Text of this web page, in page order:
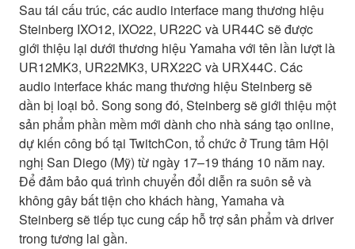
Sau tái cấu trúc, các audio interface mang thương hiệu
Steinberg IXO12, IXO22, UR22C và UR44C sẽ được
giới thiệu lại dưới thương hiệu Yamaha với tên lần lượt là
UR12MK3, UR22MK3, URX22C và URX44C. Các
audio interface khác mang thương hiệu Steinberg sẽ
dần bị loại bỏ. Song song đó, Steinberg sẽ giới thiệu một
sản phẩm phần mềm mới dành cho nhà sáng tạo online,
dự kiến công bố tại TwitchCon, tổ chức ở Trung tâm Hội
nghị San Diego (Mỹ) từ ngày 17–19 tháng 10 năm nay.
Để đảm bảo quá trình chuyển đổi diễn ra suôn sẻ và
không gây bất tiện cho khách hàng, Yamaha và
Steinberg sẽ tiếp tục cung cấp hỗ trợ sản phẩm và driver
trong tương lai gần.